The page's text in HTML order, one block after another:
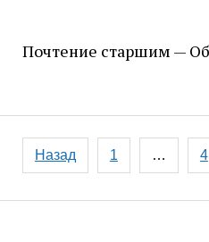
Почтение старшим —
Навигация
по
Назад 1 … 4